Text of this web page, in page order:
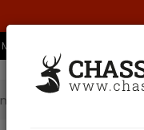
DE CHASSE &